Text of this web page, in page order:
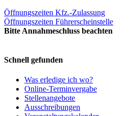
Öffnungszeiten Kfz.-Zulassung
Öffnungszeiten Führerscheinstelle
Bitte Annahmeschluss beachten
Schnell gefunden
Was erledige ich wo?
Online-Terminvergabe
Stellenangebote
Ausschreibungen